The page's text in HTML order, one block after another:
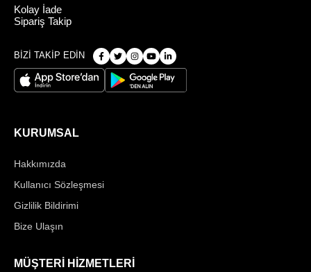
Kolay İade
Sipariş Takip
BİZİ TAKİP EDİN
KURUMSAL
Hakkımızda
Kullanıcı Sözleşmesi
Gizlilik Bildirimi
Bize Ulaşın
MÜŞTERİ HİZMETLERİ